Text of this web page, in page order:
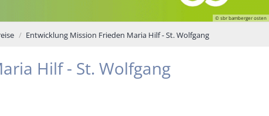
© sbr bamberger osten
Entwicklung Mission Frieden Maria Hilf - St. Wolfgang
Hilf - St. Wolfgang